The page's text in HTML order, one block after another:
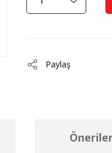
Paylaş